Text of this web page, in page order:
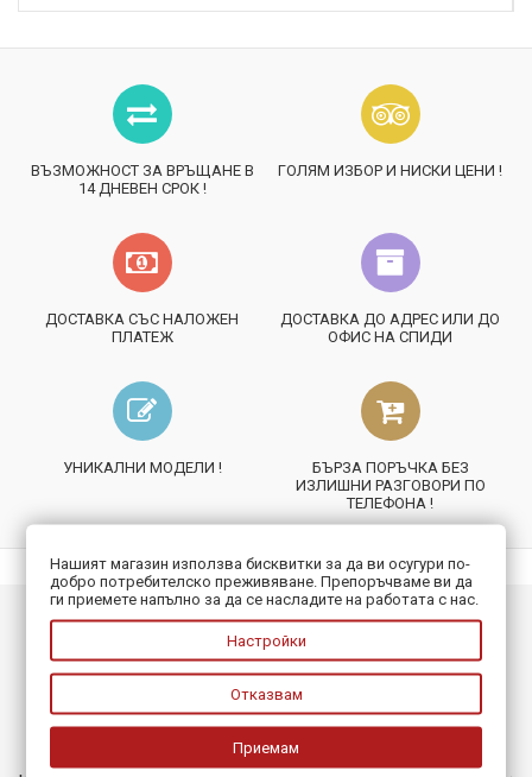
ВЪЗМОЖНОСТ ЗА ВРЪЩАНЕ В
14 ДНЕВЕН СРОК !
ГОЛЯМ ИЗБОР И НИСКИ ЦЕНИ !
ДОСТАВКА СЪС НАЛОЖЕН
ПЛАТЕЖ
ДОСТАВКА ДО АДРЕС ИЛИ ДО
ОФИС НА СПИДИ
УНИКАЛНИ МОДЕЛИ !
БЪРЗА ПОРЪЧКА БЕЗ
ИЗЛИШНИ РАЗГОВОРИ ПО
ТЕЛЕФОНА !
ИНФОРМАЦИЯ
ПОЛЕЗНО
Нашият магазин използва бисквитки за да ви осугури по-
добро потребителско преживяване. Препоръчваме ви да
ги приемете напълно за да се насладите на работата с нас.
Настройки
Отказвам
Приемам